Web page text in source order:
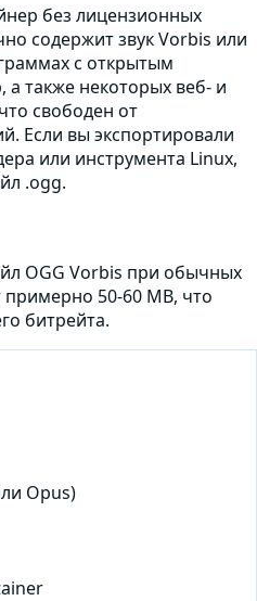
без лицензионных
содержит звук Vorbis или
с открытым
а также некоторых веб- и
свободен от
Если вы экспортировали
или инструмента Linux,
.ogg.
OGG Vorbis при обычных
примерно 50-60 MB, что
битрейта.
Opus)